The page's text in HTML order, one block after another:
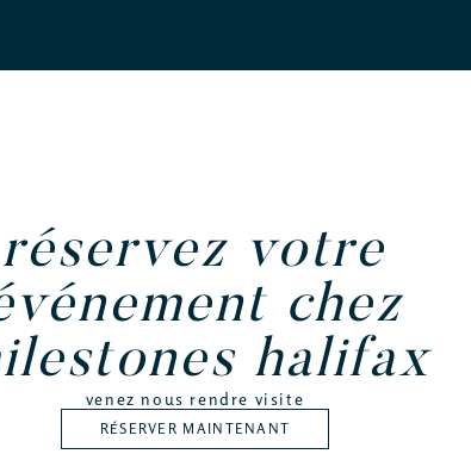
réservez votre
chez
halifax
venez nous rendre visite
RÉSERVER MAINTENANT